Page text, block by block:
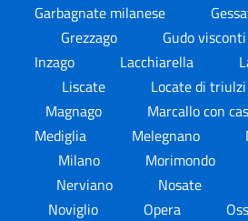
Garbagnate milanese
Grezzago
Gudo visconti
Inzago
Lacchiarella
Liscate
Locate di triulzi
Magnago
Marcallo con
Mediglia
Melegnano
Milano
Morimondo
Nerviano
Nosate
Noviglio
Opera